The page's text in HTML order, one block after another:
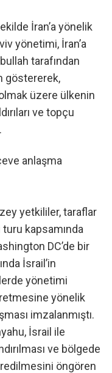
İran’a yönelik
yönetimi, İran’a
tarafından
göstererek,
üzere ülkenin
ve topçu
anlaşma
yetkililer, taraflar
kapsamında
DC’de bir
İsrail’in
yönetimi
yönelik
imzalanmıştı.
İsrail ile
ve bölgede
öngören